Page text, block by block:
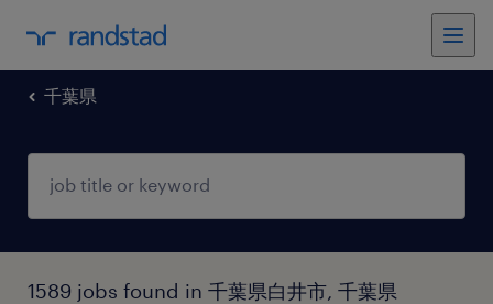
千葉県
1589 jobs found in 千葉県白井市, 千葉県